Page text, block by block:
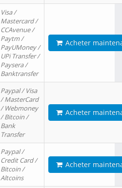
Visa /
Mastercard /
CCAvenue /
Paytm /
PayUMoney /
UPi Transfer /
Paysera /
Banktransfer
Acheter
Paypal / Visa
/ MasterCard
/ Webmoney
/ Bitcoin /
Bank
Transfer
Acheter
Paypal /
Credit Card /
Bitcoin /
Altcoins
Acheter